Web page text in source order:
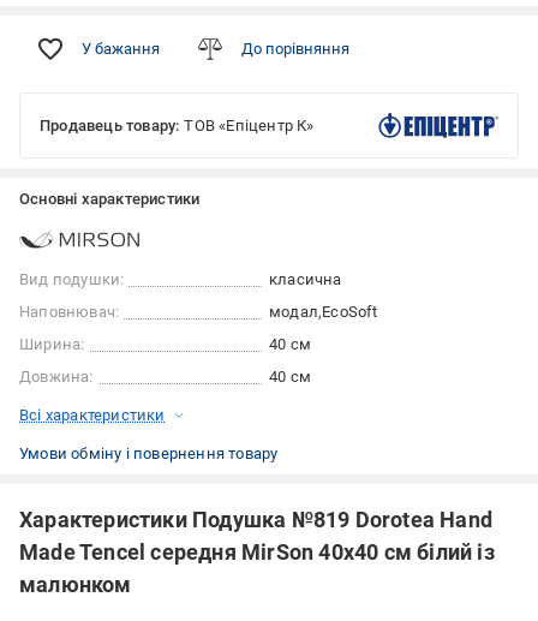
У бажання До порівняння
Продавець товару: ТОВ «Епіцентр К»
Основні характеристики
Вид подушки:
класична
Наповнювач:
модал EcoSoft
Ширина:
40 см
Довжина:
40 см
Всі характеристики
Умови обміну і повернення товару
Характеристики Подушка №819 Dorotea Hand
Made Tencel середня MirSon 40x40 см білий із
малюнком